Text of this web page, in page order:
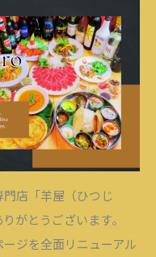
店「羊屋（ひつじ
がとうございます。
ジを全面リニューアル